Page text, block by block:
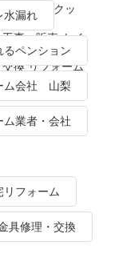
ーム ＩＨクッ
事・販売 トイ
換 リフォーム
水漏れ
るペンション
ム会社 山梨
ム業者・会社
リフォーム
具修理・交換